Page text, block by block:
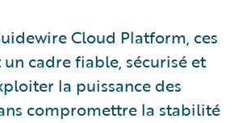
Cloud Platform, ces
cadre fiable, sécurisé et
la puissance des
compromettre la stabilité